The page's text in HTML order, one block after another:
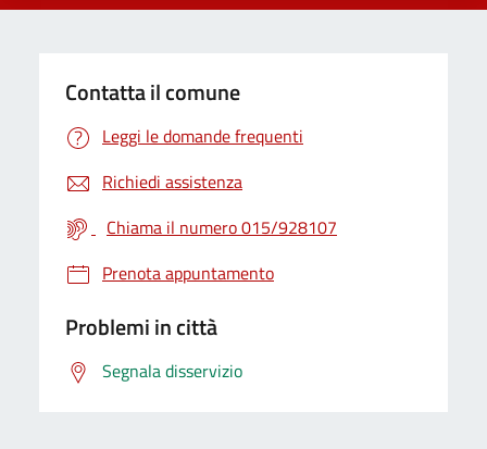
Contatta il comune
Leggi le domande frequenti
Richiedi assistenza
Chiama il numero 015/928107
Prenota appuntamento
Problemi in città
Segnala disservizio